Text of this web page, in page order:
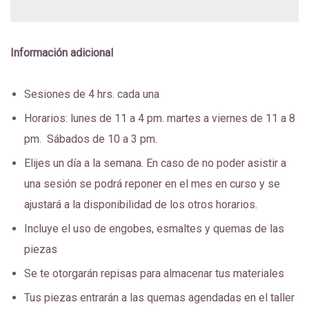
Información adicional
Sesiones de 4 hrs. cada una
Horarios: lunes de 11 a 4 pm. martes a viernes de 11 a 8
pm. Sábados de 10 a 3 pm.
Elijes un día a la semana. En caso de no poder asistir a
una sesión se podrá reponer en el mes en curso y se
ajustará a la disponibilidad de los otros horarios.
Incluye el uso de engobes, esmaltes y quemas de las
piezas
Se te otorgarán repisas para almacenar tus materiales
Tus piezas entrarán a las quemas agendadas en el taller